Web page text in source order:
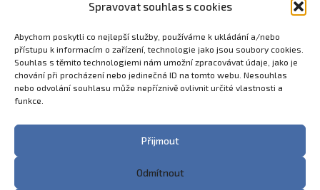
Spravovat souhlas s cookies
Abychom poskytli co nejlepší služby, používáme k ukládání a/nebo
přístupu k informacím o zařízení, technologie jako jsou soubory cookies.
Souhlas s těmito technologiemi nám umožní zpracovávat údaje, jako je
chování při procházení nebo jedinečná ID na tomto webu. Nesouhlas
nebo odvolání souhlasu může nepříznivě ovlivnit určité vlastnosti a
funkce.
Přijmout
Odmítnout
493 623 021, 493 623 022
info@gozhorice.cz
www.zaghorice.cz
Pověřenec pro ochranu osobních údajů:
Innovation One s.r.o. IČO: 04734807 Březenecká 4808 430 04
Filip Šikola +420 775 992 451 filip.sikola@innone.cz